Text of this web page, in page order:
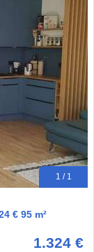
1 / 1
€ 95 m²
1.324 €